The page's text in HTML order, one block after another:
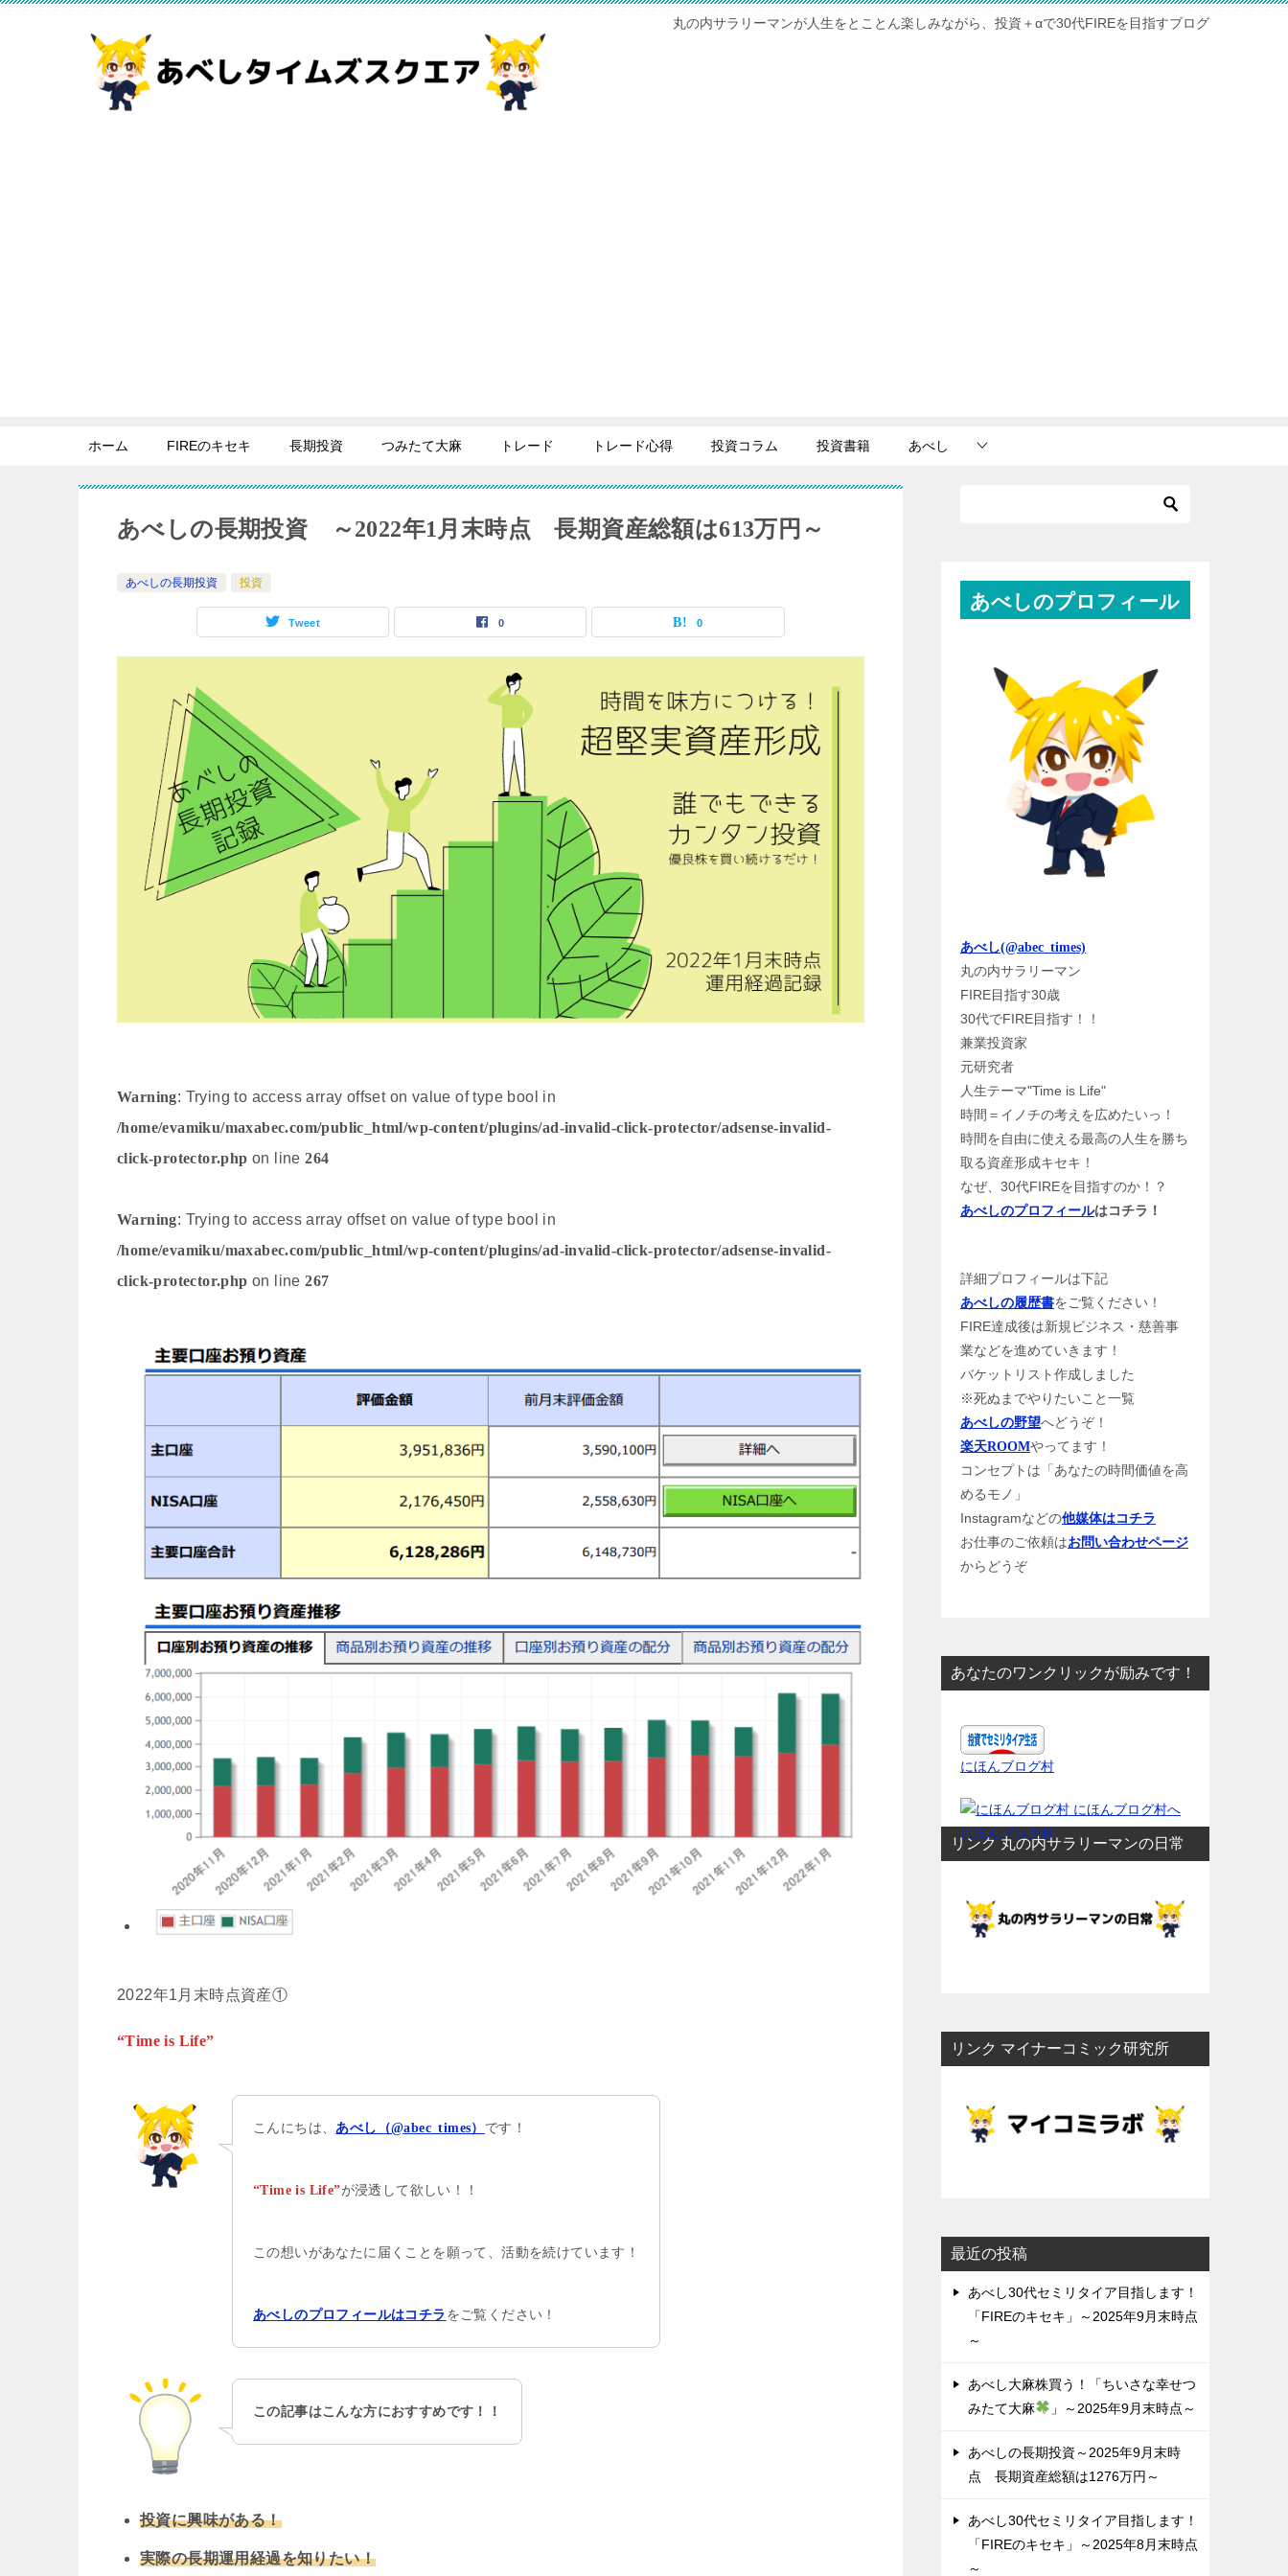
丸の内サラリーマンが人生をとことん楽しみながら、投資＋αで30代FIREを目指すブログ
ホーム FIREのキセキ 長期投資 つみたて大麻 トレード トレード心得 投資コラム 投資書籍 あべし
あべしの長期投資 ～2022年1月末時点 長期資産総額は613万円～
あべしの長期投資 投資
Tweet 0 0
Warning: Trying to access array offset on value of type bool in
/home/evamiku/maxabec.com/public_html/wp-content/plugins/ad-invalid-click-protector/adsense-invalid-
click-protector.php on line264
Warning: Trying to access array offset on value of type bool in
/home/evamiku/maxabec.com/public_html/wp-content/plugins/ad-invalid-click-protector/adsense-invalid-
click-protector.php on line267
2022年1月末時点資産①
“Time is Life”
こんにちは、 あべし（@abec_times） です！
“Time is Life”が浸透して欲しい！！
この想いがあなたに届くことを願って、活動を続けています！
あべしのプロフィールはコチラ をご覧ください！
この記事はこんな方におすすめです！！
投資に興味がある！
実際の長期運用経過を知りたい！
あべしのプロフィール
あべし(@abec_times)
丸の内サラリーマン
FIRE目指す30歳
30代でFIRE目指す！！
兼業投資家
元研究者
人生テーマ"Time is Life"
時間＝イノチの考えを広めたいっ！
時間を自由に使える最高の人生を勝ち
取る資産形成キセキ！
なぜ、30代FIREを目指すのか！？
あべしのプロフィールはコチラ！
詳細プロフィールは下記
あべしの履歴書をご覧ください！
FIRE達成後は新規ビジネス・慈善事
業などを進めていきます！
バケットリスト作成しました
※死ぬまでやりたいこと一覧
あべしの野望へどうぞ！
楽天ROOMやってます！
コンセプトは「あなたの時間価値を高
めるモノ」
Instagramなどの他媒体はコチラ
お仕事のご依頼はお問い合わせページ
からどうぞ
あなたのワンクリックが励みです！
にほんブログ村
にほんブログ村
リンク 丸の内サラリーマンの日常
リンク マイナーコミック研究所
最近の投稿
あべし30代セミリタイア目指します！
「FIREのキセキ」～2025年9月末時点
～
あべし大麻株買う！「ちいさな幸せつ
みたて大麻
」～2025年9月末時点～
あべしの長期投資～2025年9月末時
点 長期資産総額は1276万円～
あべし30代セミリタイア目指します！
「FIREのキセキ」～2025年8月末時点
～